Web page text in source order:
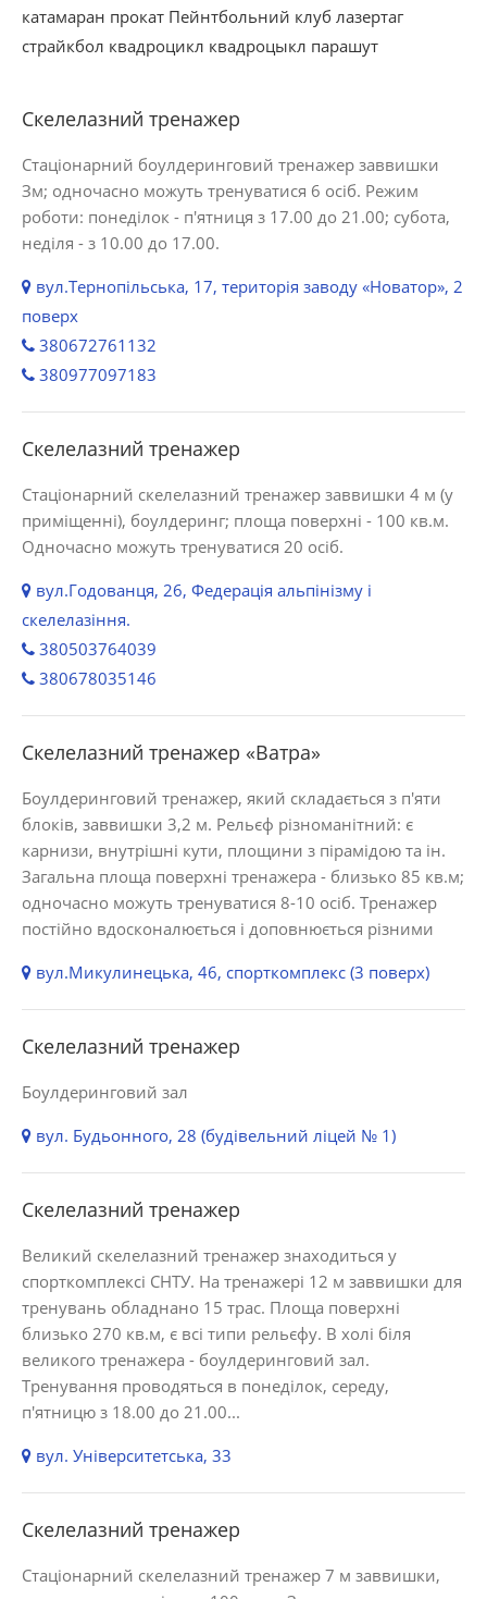
катамаран прокат Пейнтбольний клуб лазертаг
страйкбол квадроцикл квадроцыкл парашут
Скелелазний тренажер
Стаціонарний боулдеринговий тренажер заввишки
Зм; одночасно можуть тренуватися 6 осіб. Режим
роботи: понеділок - п'ятниця з 17.00 до 21.00; субота,
неділя - з 10.00 до 17.00.
вул.Тернопільська, 17, територія заводу «Новатор», 2
поверх
380672761132
380977097183
Скелелазний тренажер
Стаціонарний скелелазний тренажер заввишки 4 м (у
приміщенні), боулдеринг; площа поверхні - 100 кв.м.
Одночасно можуть тренуватися 20 осіб.
вул.Годованця, 26, Федерація альпінізму і
скелелазіння.
380503764039
380678035146
Скелелазний тренажер «Ватра»
Боулдеринговий тренажер, який складається з п'яти
блоків, заввишки 3,2 м. Рельєф різноманітний: є
карнизи, внутрішні кути, площини з пірамідою та ін.
Загальна площа поверхні тренажера - близько 85 кв.м;
одночасно можуть тренуватися 8-10 осіб. Тренажер
постійно вдосконалюється і доповнюється різними
вул.Микулинецька, 46, спорткомплекс (3 поверх)
Скелелазний тренажер
Боулдеринговий зал
вул. Будьонного, 28 (будівельний ліцей № 1)
Скелелазний тренажер
Великий скелелазний тренажер знаходиться у
спорткомплексі СНТУ. На тренажері 12 м заввишки для
тренувань обладнано 15 трас. Площа поверхні
близько 270 кв.м, є всі типи рельєфу. В холі біля
великого тренажера - боулдеринговий зал.
Тренування проводяться в понеділок, середу,
п'ятницю з 18.00 до 21.00...
вул. Університетська, 33
Скелелазний тренажер
Стаціонарний скелелазний тренажер 7 м заввишки,